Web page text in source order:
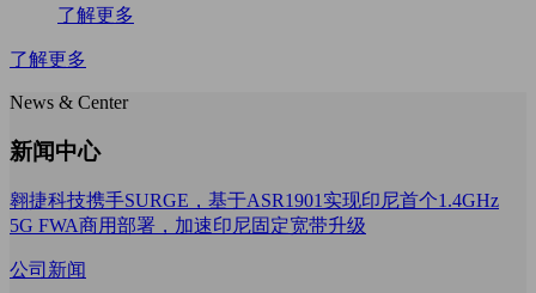
了解更多
了解更多
News & Center
新闻中心
翱捷科技携手SURGE，基于ASR1901实现印尼首个1.4GHz
5G FWA商用部署，加速印尼固定宽带升级
公司新闻